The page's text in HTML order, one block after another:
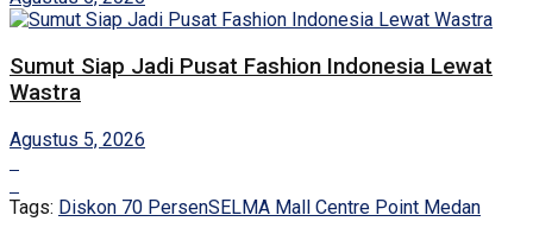
Sumut Siap Jadi Pusat Fashion Indonesia Lewat
Wastra
Agustus 5, 2026
Tags: Diskon 70 PersenSELMA Mall Centre Point Medan